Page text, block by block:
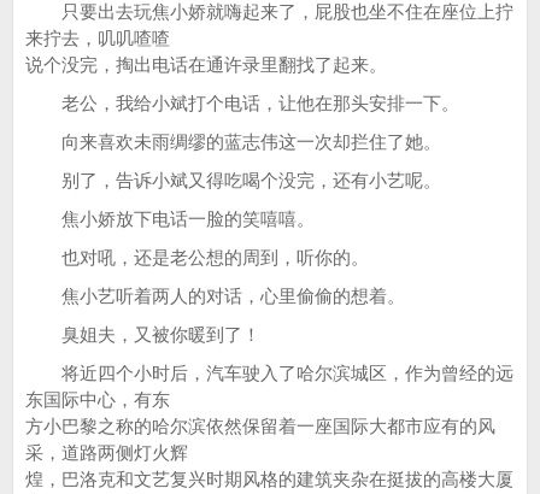
只要出去玩焦小娇就嗨起来了，屁股也坐不住在座位上拧
来拧去，叽叽喳喳
说个没完，掏出电话在通许录里翻找了起来。
老公，我给小斌打个电话，让他在那头安排一下。
向来喜欢未雨绸缪的蓝志伟这一次却拦住了她。
别了，告诉小斌又得吃喝个没完，还有小艺呢。
焦小娇放下电话一脸的笑嘻嘻。
也对吼，还是老公想的周到，听你的。
焦小艺听着两人的对话，心里偷偷的想着。
臭姐夫，又被你暖到了！
将近四个小时后，汽车驶入了哈尔滨城区，作为曾经的远
东国际中心，有东
方小巴黎之称的哈尔滨依然保留着一座国际大都市应有的风
采，道路两侧灯火辉
煌，巴洛克和文艺复兴时期风格的建筑夹杂在挺拔的高楼大厦